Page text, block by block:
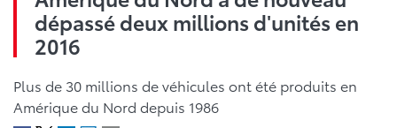
dépassé deux millions d'unités en
2016
Plus de 30 millions de véhicules ont été produits en
Amérique du Nord depuis 1986